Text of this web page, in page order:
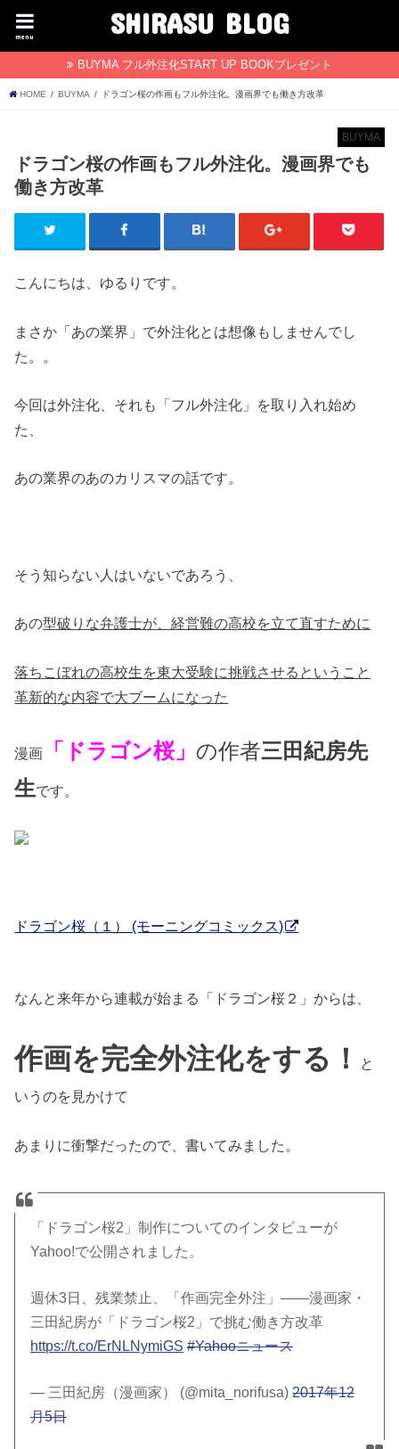
SHIRASU BLOG
menu
BUYMA フル外注化START UP BOOKプレゼント
HOME BUYMA ドラゴン桜の作画もフル外注化。漫画界でも働き方改革
BUYMA
ドラゴン桜の作画もフル外注化。漫画界でも
働き方改革
こんにちは、ゆるりです。
まさか「あの業界」で外注化とは想像もしませんでし
た。。
今回は外注化、それも「フル外注化」を取り入れ始め
た、
あの業界のあのカリスマの話です。
そう知らない人はいないであろう、
あの型破りな弁護士が、経営難の高校を立て直すために
落ちこぼれの高校生を東大受験に挑戦させるということ
革新的な内容で大ブームになった
漫画 「ドラゴン桜」 の作者三田紀房先
生です。
ドラゴン桜（１） (モーニングコミックス)
なんと来年から連載が始まる「ドラゴン桜２」からは、
作画を完全外注化をする！ と
いうのを見かけて
あまりに衝撃だったので、書いてみました。
「ドラゴン桜2」制作についてのインタビューが
Yahoo!で公開されました。
週休3日、残業禁止、「作画完全外注」――漫画家・
三田紀房が「ドラゴン桜2」で挑む働き方改革
https://t.co/ErNLNymiGS #Yahooニュース
— 三田紀房（漫画家） (@mita_norifusa)2017年12
月5日